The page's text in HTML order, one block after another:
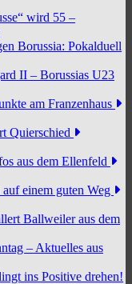
wird 55 –
Borussia: Pokalduell
II – Borussias U23
am Franzenhaus
Quierschied
aus dem Ellenfeld
einem guten Weg
Ballweiler aus dem
– Aktuelles aus
ins Positive drehen!